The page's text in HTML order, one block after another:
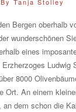
Bergen oberhalb
wunderschönen
eines
Ludwig
8000
Ort. An einem
dem schon die